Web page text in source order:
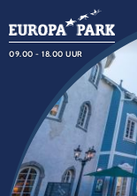
09.00 - 18.00 UUR